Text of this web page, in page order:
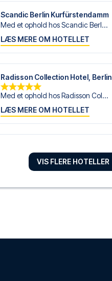
Scandic Berlin Kurfürstendamm
Med et ophold hos Scandic Berl...
LÆS MERE OM HOTELLET
Radisson Collection Hotel, Berlin
Med et ophold hos Radisson Col...
LÆS MERE OM HOTELLET
Med et ophold ved Grand Hostel...
VIS FLERE HOTELLER